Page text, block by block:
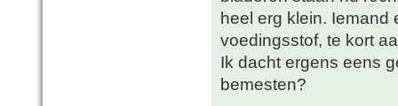
heel erg klein. Iemand
voedingsstof, te kort
Ik dacht ergens eens
bemesten?